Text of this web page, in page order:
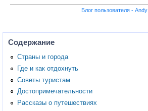
Блог пользователя - Andy
Содержание
Страны и города
Где и как отдохнуть
Советы туристам
Достопримечательности
Рассказы о путешествиях